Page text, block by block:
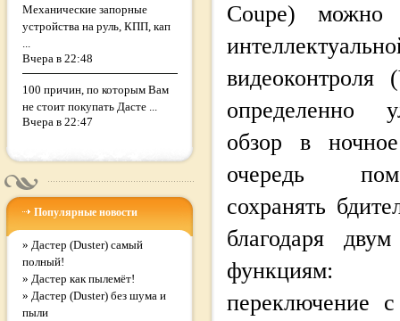
Механические запорные
устройства на руль, КПП, кап
...
Вчера в 22:48
100 причин, по которым Вам
не стоит покупать Дасте ...
Вчера в 22:47
Популярные новости
» Дастер (Duster) самый
полный!
» Дастер как пылемёт!
» Дастер (Duster) без шума и
пыли
Coupe) можно
определенно
обзор в
очередь
сохранять
благодаря
функциям:
переключение